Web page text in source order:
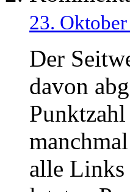
23.
Der
davon
alle Links